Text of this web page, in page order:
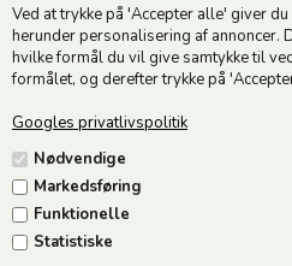
Ved at trykke på 'Accepter alle' giver
herunder personalisering af annoncer.
hvilke formål du vil give samtykke til
formålet, og derefter trykke på
Googles privatlivspolitik
Nødvendige
Markedsføring
Funktionelle
Statistiske
kg
279,00 DKK